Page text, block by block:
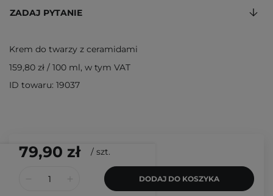
79,90 zł / szt.
DODAJ DO KOSZYKA
ZADAJ PYTANIE
Krem do twarzy z ceramidami
159,80 zł / 100 ml, w tym VAT
ID towaru: 19037